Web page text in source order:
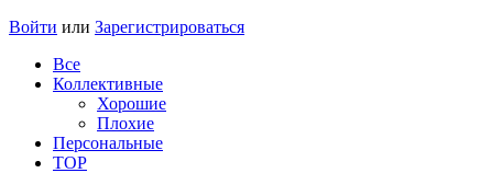
Войти или Зарегистрироваться
Все
Коллективные
Хорошие
Плохие
Персональные
TOP